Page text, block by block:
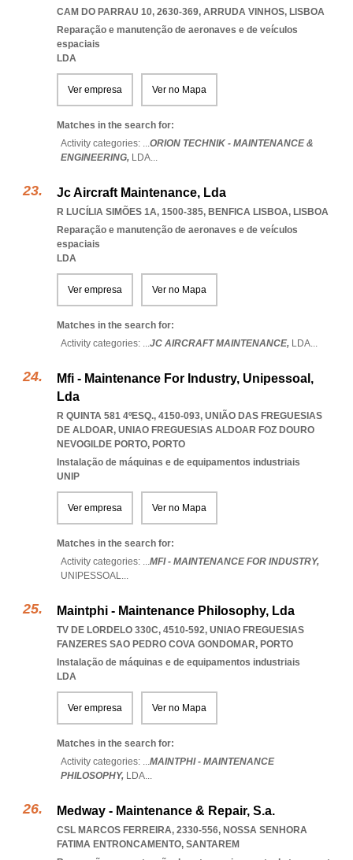
CAM DO PARRAU 10, 2630-369, ARRUDA VINHOS, LISBOA
Reparação e manutenção de aeronaves e de veículos
espaciais
LDA
Ver empresa Ver no Mapa
Matches in the search for:
Activity categories: ...ORION TECHNIK - MAINTENANCE &
ENGINEERING, LDA...
Jc Aircraft Maintenance, Lda
R LUCÍLIA SIMÕES 1A, 1500-385, BENFICA LISBOA, LISBOA
Reparação e manutenção de aeronaves e de veículos
espaciais
LDA
Ver empresa Ver no Mapa
Matches in the search for:
Activity categories: ...JC AIRCRAFT MAINTENANCE, LDA...
Mfi - Maintenance For Industry, Unipessoal,
Lda
R QUINTA 581 4ºESQ., 4150-093, UNIÃO DAS FREGUESIAS
DE ALDOAR, UNIAO FREGUESIAS ALDOAR FOZ DOURO
NEVOGILDE PORTO, PORTO
Instalação de máquinas e de equipamentos industriais
UNIP
Ver empresa Ver no Mapa
Matches in the search for:
Activity categories: ...MFI - MAINTENANCE FOR INDUSTRY,
UNIPESSOAL...
Maintphi - Maintenance Philosophy, Lda
TV DE LORDELO 330C, 4510-592, UNIAO FREGUESIAS
FANZERES SAO PEDRO COVA GONDOMAR, PORTO
Instalação de máquinas e de equipamentos industriais
LDA
Ver empresa Ver no Mapa
Matches in the search for:
Activity categories: ...MAINTPHI - MAINTENANCE
PHILOSOPHY, LDA...
Medway - Maintenance & Repair, S.a.
CSL MARCOS FERREIRA, 2330-556, NOSSA SENHORA
FATIMA ENTRONCAMENTO, SANTAREM